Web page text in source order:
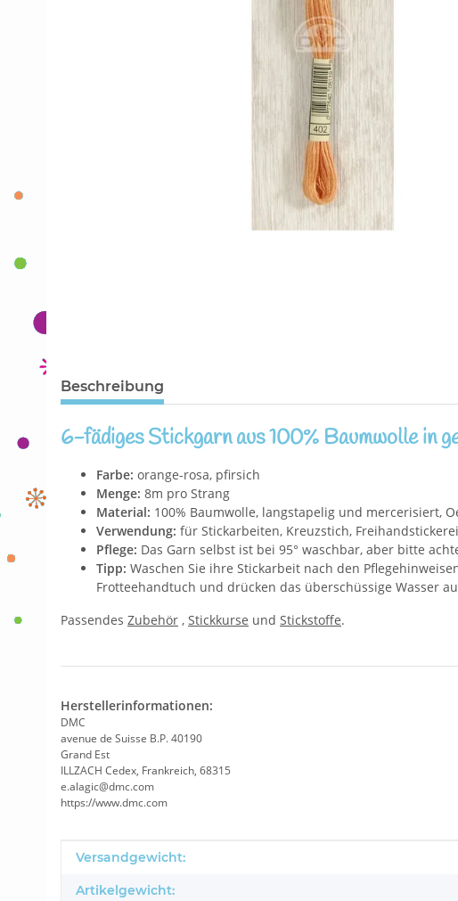
Beschreibung
6-fädiges Stickgarn aus 100% Baumwolle in
Farbe: orange-rosa, pfirsich
Menge: 8m pro Strang
Material: 100% Baumwolle, langstapelig und mercerisiert,
Verwendung: für Stickarbeiten, Kreuzstich,
Pflege: Das Garn selbst ist bei 95° waschbar, aber bitte
Tipp: Waschen Sie ihre Stickarbeit nach den
Frotteehandtuch und drücken das überschüssige Wasser
Passendes Zubehör , Stickkurse und Stickstoffe.
Herstellerinformationen:
DMC
avenue de Suisse B.P. 40190
Grand Est
ILLZACH Cedex, Frankreich, 68315
e.alagic@dmc.com
https://www.dmc.com
Produkteigenschaft
Wert
Versandgewicht:
Artikelgewicht: